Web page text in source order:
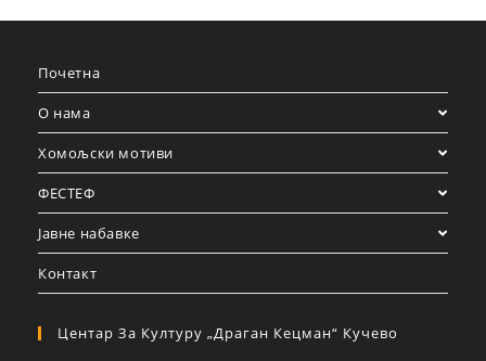
Почетна
О нама
Хомољски мотиви
ФЕСТЕФ
Јавне набавке
Контакт
Центар За Културу „Драган Кецман“ Кучево